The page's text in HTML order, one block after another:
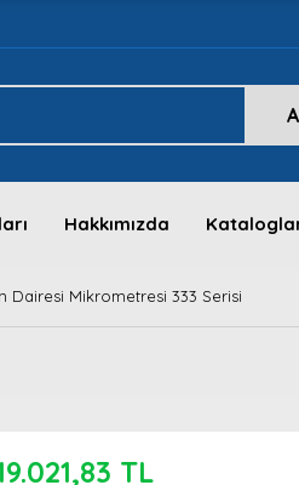
Hakkımızda
Dairesi Mikrometresi 333 Serisi
TL